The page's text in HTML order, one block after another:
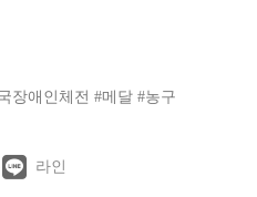
장애인체전 #메달 #농구
라인